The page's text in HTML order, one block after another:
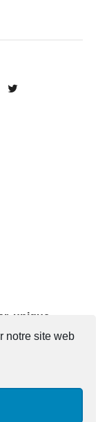
notre site web
unique
projets
»